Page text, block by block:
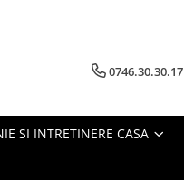
0746.30.30.17
SI INTRETINERE CASA